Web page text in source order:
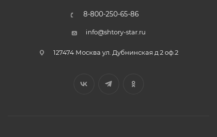
8-800-250-65-86
info@shtory-star.ru
127474 Москва ул. Дубнинская д 2 оф.2